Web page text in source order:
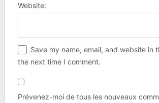
Website:
Save my name, email, and website in
the next time I comment.
Prévenez-moi de tous les nouveaux